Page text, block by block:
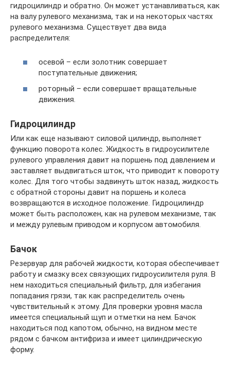
гидроцилиндр и обратно. Он может устанавливаться, как
на валу рулевого механизма, так и на некоторых частях
рулевого механизма. Существует два вида
распределителя:
осевой – если золотник совершает
поступательные движения;
роторный – если совершает вращательные
движения.
Гидроцилиндр
Или как еще называют силовой цилиндр, выполняет
функцию поворота колес. Жидкость в гидроусилителе
рулевого управления давит на поршень под давлением и
заставляет выдвигаться шток, что приводит к повороту
колес. Для того чтобы задвинуть шток назад, жидкость
с обратной стороны давит на поршень и колеса
возвращаются в исходное положение. Гидроцилиндр
может быть расположен, как на рулевом механизме, так
и между рулевым приводом и корпусом автомобиля.
Бачок
Резервуар для рабочей жидкости, которая обеспечивает
работу и смазку всех связующих гидроусилителя руля. В
нем находиться специальный фильтр, для избегания
попадания грязи, так как распределитель очень
чувствительный к этому. Для проверки уровня масла
имеется специальный щуп и отметки на нем. Бачок
находиться под капотом, обычно, на видном месте
рядом с бачком антифриза и имеет цилиндрическую
форму.